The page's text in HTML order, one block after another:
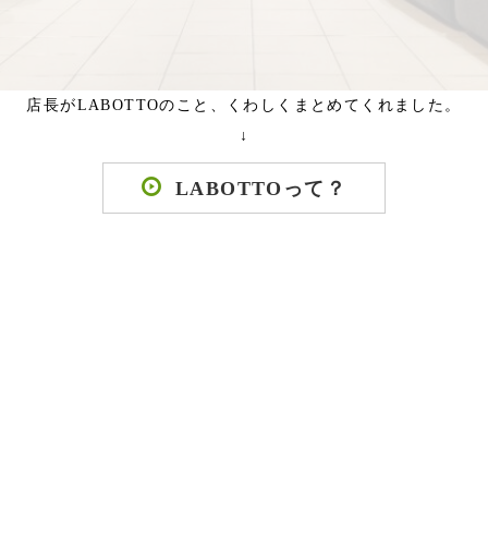
店長がLABOTTOのこと、くわしくまとめてくれました。
↓
LABOTTOって？